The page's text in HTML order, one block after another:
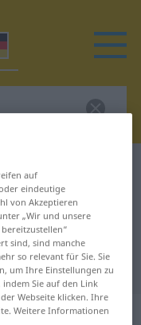
recaer
für
auf
eindeutige
von Akzeptieren
„Wir und unsere
sind, sind manche
so relevant für Sie. Sie
um Ihre Einstellungen zu
Sie auf den Link
Webseite klicken. Ihre
Weitere Informationen